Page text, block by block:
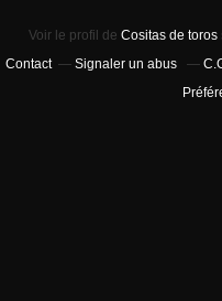
Voir le profil de Cositas de toros
Contact
Signaler un abus